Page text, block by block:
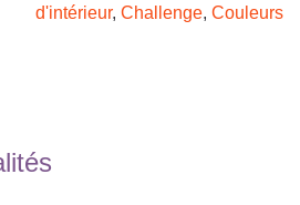
d'intérieur, Challenge, Couleurs